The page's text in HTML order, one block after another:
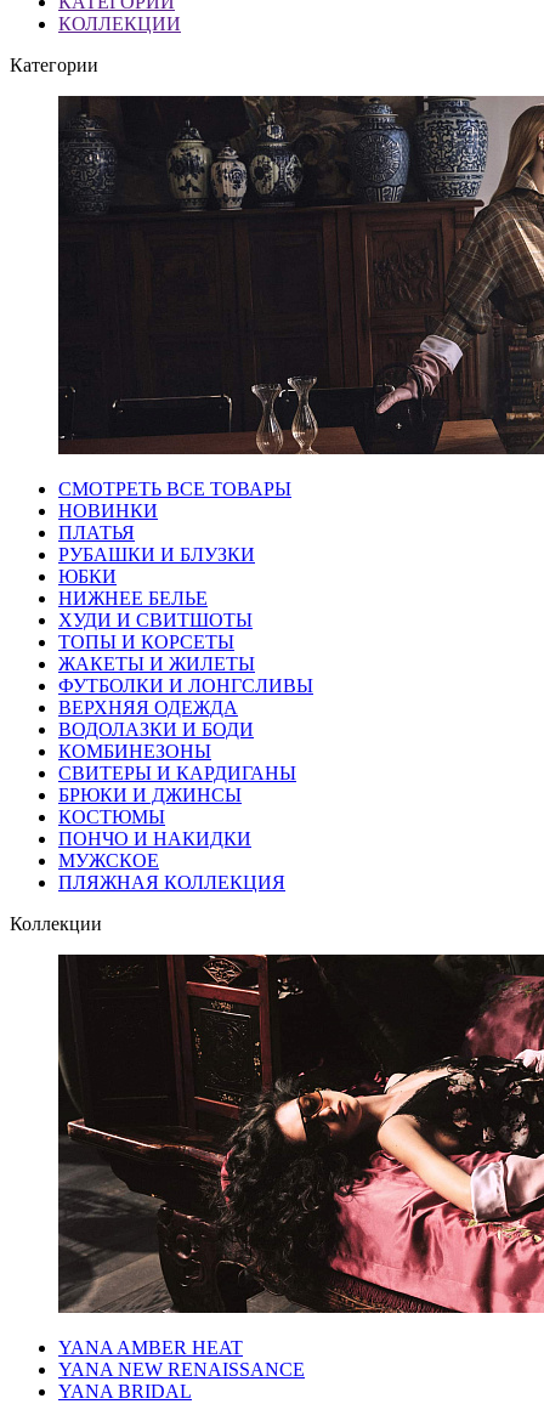
КОЛЛЕКЦИИ
Категории
СМОТРЕТЬ ВСЕ ТОВАРЫ
НОВИНКИ
ПЛАТЬЯ
РУБАШКИ И БЛУЗКИ
ЮБКИ
НИЖНЕЕ БЕЛЬЕ
ХУДИ И СВИТШОТЫ
ТОПЫ И КОРСЕТЫ
ЖАКЕТЫ И ЖИЛЕТЫ
ФУТБОЛКИ И ЛОНГСЛИВЫ
ВЕРХНЯЯ ОДЕЖДА
ВОДОЛАЗКИ И БОДИ
КОМБИНЕЗОНЫ
СВИТЕРЫ И КАРДИГАНЫ
БРЮКИ И ДЖИНСЫ
КОСТЮМЫ
ПОНЧО И НАКИДКИ
МУЖСКОЕ
ПЛЯЖНАЯ КОЛЛЕКЦИЯ
Коллекции
YANA AMBER HEAT
YANA NEW RENAISSANCE
YANA BRIDAL